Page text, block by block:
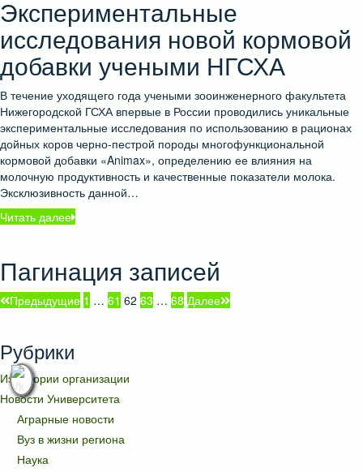
Экспериментальные
исследования новой кормовой
добавки учеными НГСХА
В течение уходящего года учеными зооинженерного факультета
Нижегородской ГСХА впервые в России проводились уникальные
экспериментальные исследования по использованию в рационах
дойных коров черно-пестрой породы многофункциональной
кормовой добавки «Animax», определению ее влияния на
молочную продуктивность и качественные показатели молока.
Эксклюзивность данной…
Читать далее
Пагинация записей
Предыдущие 1 … 61 62 63 … 68 Далее
Рубрики
Из истории организации
Новости Университета
Аграрные новости
Вуз в жизни региона
Наука